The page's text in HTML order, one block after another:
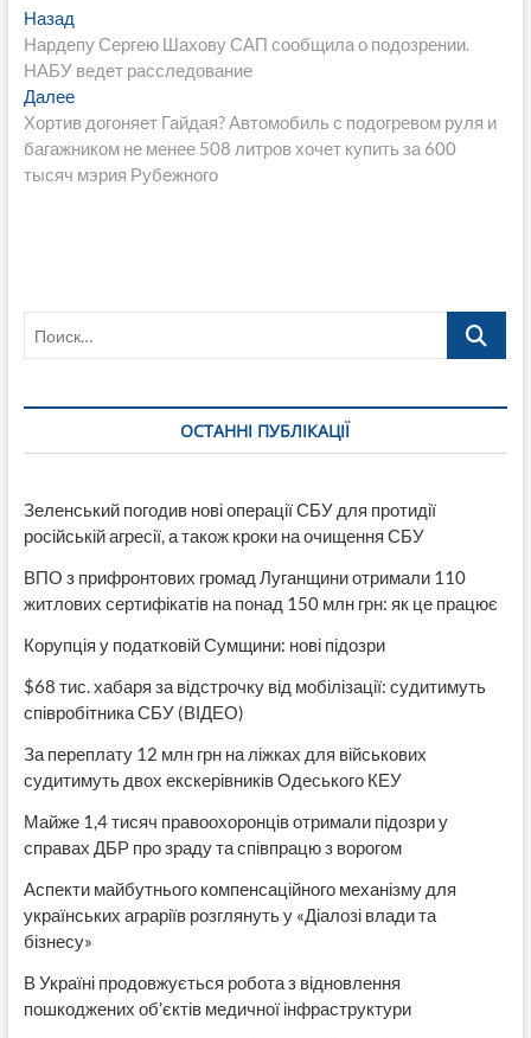
Навигация
по
записям
НазадПредыдущая
запись:
Нардепу Сергею Шахову САП сообщила о подозрении.
НАБУ ведет расследование
ДалееСледующая
запись:
Хортив догоняет Гайдая? Автомобиль с подогревом руля и
багажником не менее 508 литров хочет купить за 600
тысяч мэрия Рубежного
Поиск…
ОСТАННІ ПУБЛІКАЦІЇ
Зеленський погодив нові операції СБУ для протидії
російській агресії, а також кроки на очищення СБУ
ВПО з прифронтових громад Луганщини отримали 110
житлових сертифікатів на понад 150 млн грн: як це працює
Корупція у податковій Сумщини: нові підозри
$68 тис. хабаря за відстрочку від мобілізації: судитимуть
співробітника СБУ (ВІДЕО)
За переплату 12 млн грн на ліжках для військових
судитимуть двох екскерівників Одеського КЕУ
Майже 1,4 тисяч правоохоронців отримали підозри у
справах ДБР про зраду та співпрацю з ворогом
Аспекти майбутнього компенсаційного механізму для
українських аграріїв розглянуть у «Діалозі влади та
бізнесу»
В Україні продовжується робота з відновлення
пошкоджених об’єктів медичної інфраструктури